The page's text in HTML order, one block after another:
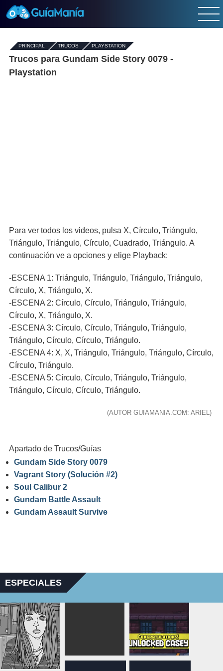
PRINCIPAL - TRUCOS- PLAYSTATION
Trucos para Gundam Side Story 0079 -
Playstation
Para ver todos los videos, pulsa X, Círculo, Triángulo,
Triángulo, Triángulo, Círculo, Cuadrado, Triángulo. A
continuación ve a opciones y elige Playback:
-ESCENA 1: Triángulo, Triángulo, Triángulo, Triángulo,
Círculo, X, Triángulo, X.
-ESCENA 2: Círculo, Círculo, Triángulo, Triángulo,
Círculo, X, Triángulo, X.
-ESCENA 3: Círculo, Círculo, Triángulo, Triángulo,
Triángulo, Círculo, Círculo, Triángulo.
-ESCENA 4: X, X, Triángulo, Triángulo, Triángulo, Círculo,
Círculo, Triángulo.
-ESCENA 5: Círculo, Círculo, Triángulo, Triángulo,
Triángulo, Círculo, Círculo, Triángulo.
(AUTOR GUIAMANIA.COM: ARIEL)
Apartado de Trucos/Guías
Gundam Side Story 0079
Vagrant Story (Solución #2)
Soul Calibur 2
Gundam Battle Assault
Gundam Assault Survive
ESPECIALES